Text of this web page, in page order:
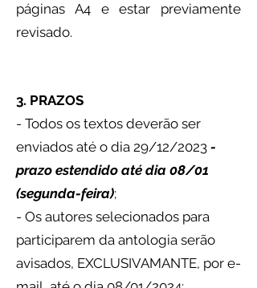
páginas A4 e estar previamente
revisado.
3. PRAZOS
- Todos os textos deverão ser
enviados até o dia 29/12/2023 -
prazo estendido até dia 08/01
(segunda-feira);
- Os autores selecionados para
participarem da antologia serão
avisados, EXCLUSIVAMANTE, por e-